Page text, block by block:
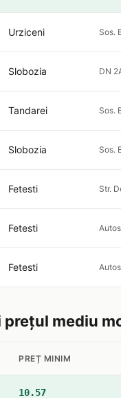
Urziceni Sos.
Slobozia DN
Tandarei Sos.
Slobozia Sos.
Fetesti Str.
Fetesti
Fetesti
prețul mediu
PREȚ MINIM
10.57